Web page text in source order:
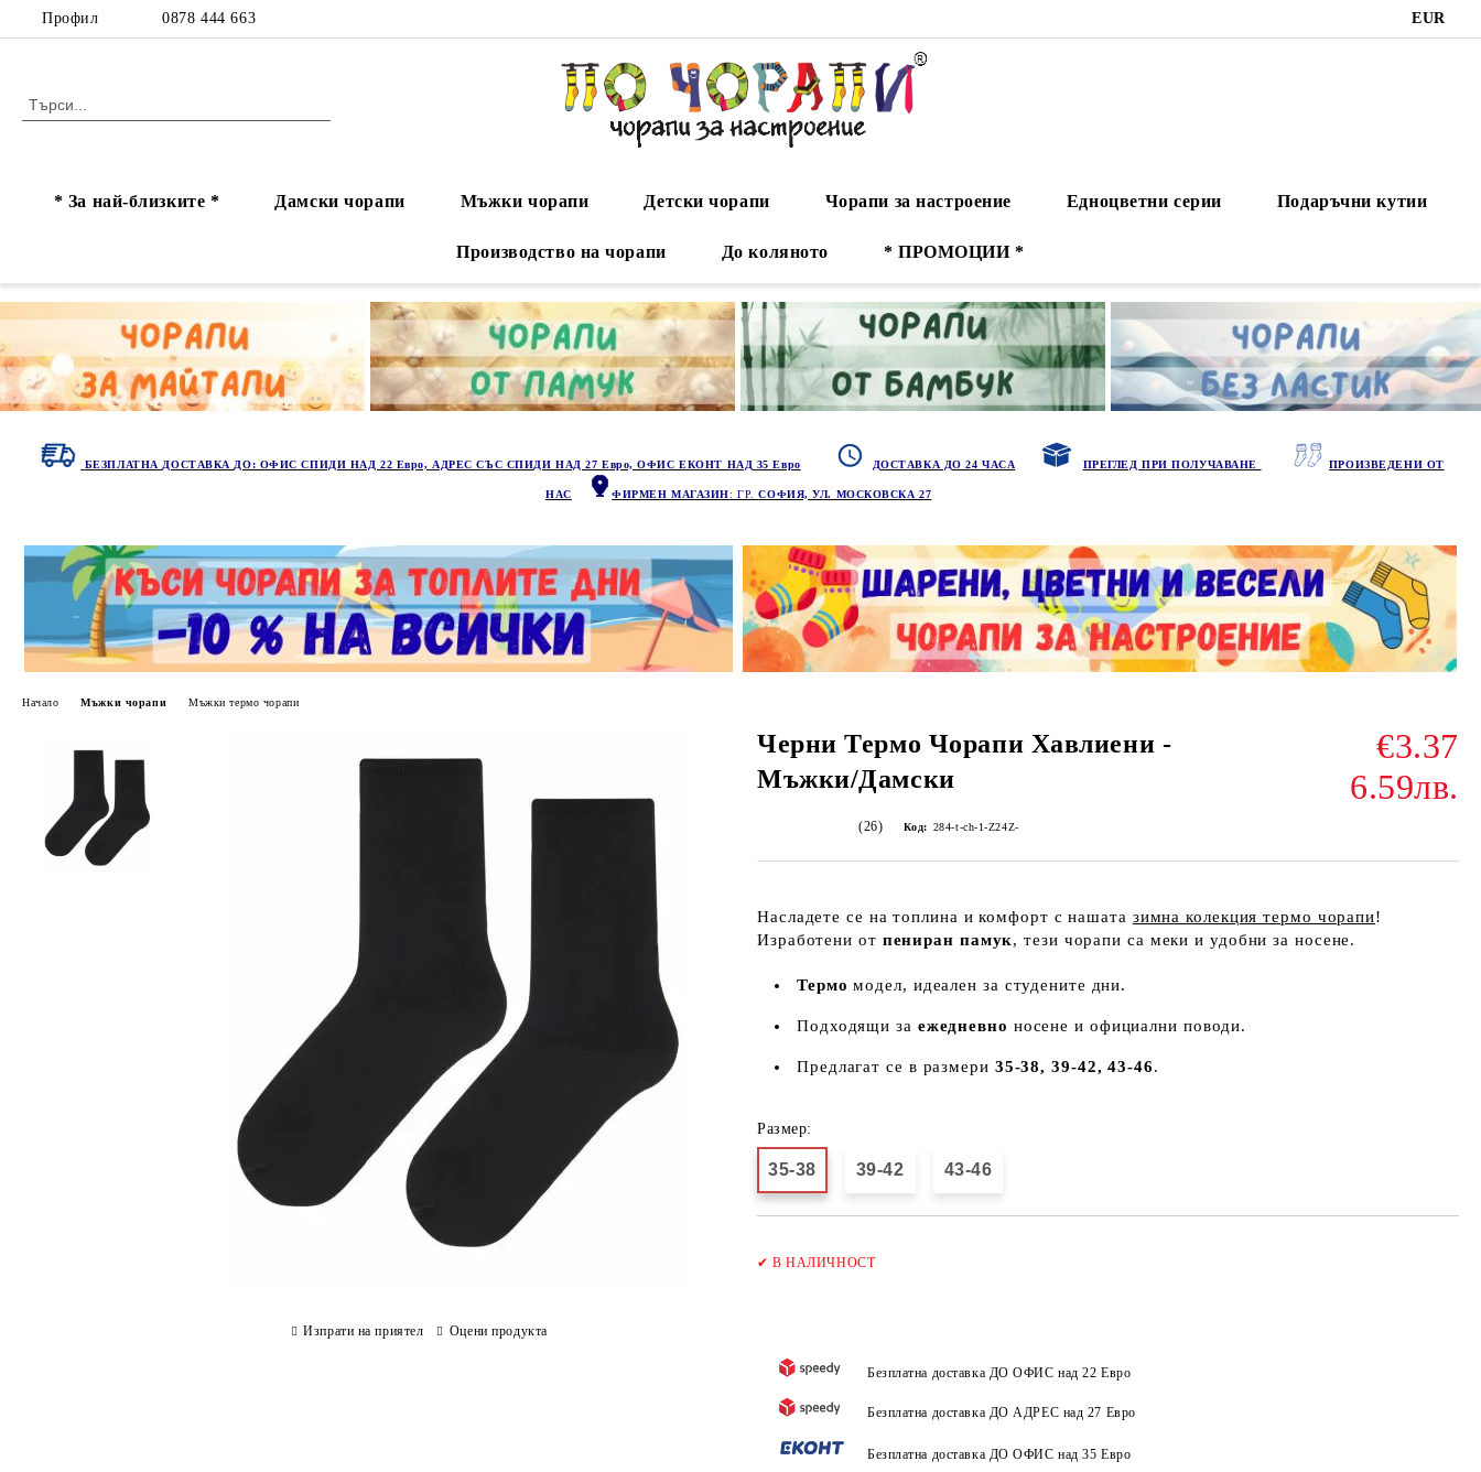
Профил 0878 444 663 EUR
* За най-близките * Дамски чорапи Мъжки чорапи Детски чорапи Чорапи за настроение Едноцветни серии Подаръчни кутии
Производство на чорапи До коляното * ПРОМОЦИИ *
БЕЗПЛАТНА ДОСТАВКА ДО: ОФИС СПИДИ НАД 22 Евро, АДРЕС СЪС СПИДИ НАД 27 Евро, ОФИС ЕКОНТ НАД 35 Евро ДОСТАВКА ДО 24 ЧАСА ПРЕГЛЕД ПРИ ПОЛУЧАВАНЕ ПРОИЗВЕДЕНИ ОТ
НАС ФИРМЕН МАГАЗИН: ГР.СОФИЯ, УЛ. МОСКОВСКА 27
Начало Мъжки чорапи Мъжки термо чорапи
Черни Термо Чорапи Хавлиени -
Мъжки/Дамски
€3.37
6.59лв.
(26) Код: 284-t-ch-1-Z24Z-
Насладете се на топлина и комфорт с нашата зимна колекция термо чорапи!
Изработени от пениран памук, тези чорапи са меки и удобни за носене.
Термо модел, идеален за студените дни.
Подходящи за ежедневно носене и официални поводи.
Предлагат се в размери 35-38, 39-42, 43-46.
Размер:
35-38 39-42 43-46
✔В НАЛИЧНОСТ
Безплатна доставка ДО ОФИС над 22 Евро
Безплатна доставка ДО АДРЕС над 27 Евро
Безплатна доставка ДО ОФИС над 35 Евро
Изпрати на приятел Оцени продукта